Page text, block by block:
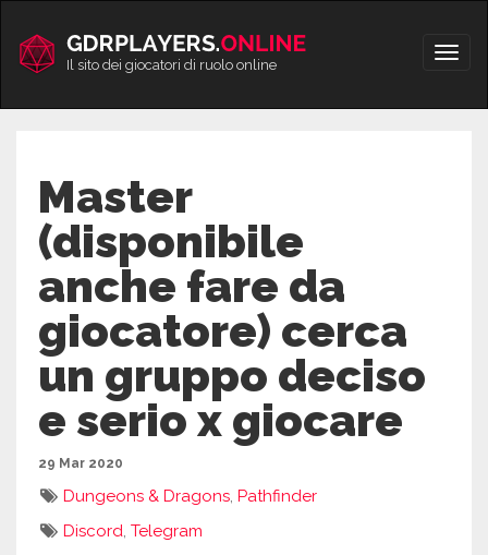
contenuto
Apri/
Il sito dei giocatori di ruolo online
Master
(disponibile
anche fare da
giocatore) cerca
un gruppo deciso
e serio x giocare
29 Mar 2020
Dungeons & Dragons,Pathfinder
Discord,Telegram